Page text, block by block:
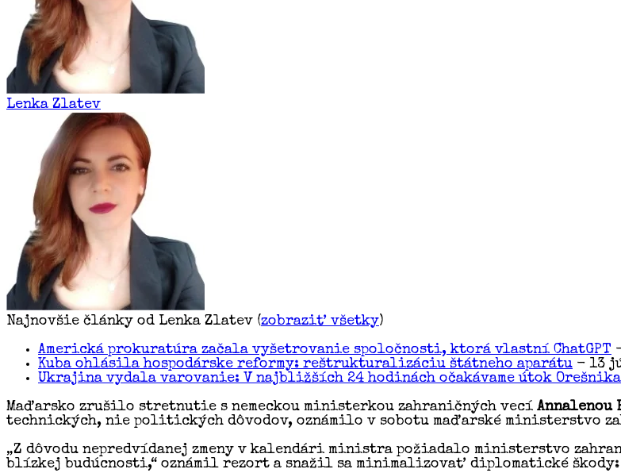
Lenka Zlatev
Najnovšie články od Lenka Zlatev (zobraziť všetky)
Americká prokuratúra začala vyšetrovanie spoločnosti, ktorá vlastní ChatGPT
Kuba ohlásila hospodárske reformy: reštrukturalizáciu štátneho aparátu - 13
Ukrajina vydala varovanie: V najbližších 24 hodinách očakávame útok Orešnika
Maďarsko zrušilo stretnutie s nemeckou ministerkou zahraničných vecí Annalenou
technických, nie politických dôvodov, oznámilo v sobotu maďarské ministerstvo
„Z dôvodu nepredvídanej zmeny v kalendári ministra požiadalo ministerstvo
blízkej budúcnosti,“ oznámil rezort a snažil sa minimalizovať diplomatické